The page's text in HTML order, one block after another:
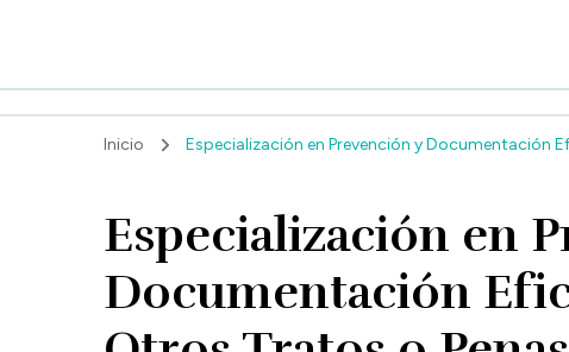
Inicio Especialización en Prevención y Documentación
Especialización en
Documentación